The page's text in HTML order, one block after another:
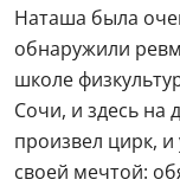
Наташа была
обнаружили
школе
Сочи, и здесь на
произвел цирк, и
своей мечтой: